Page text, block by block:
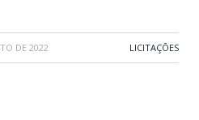
DE 2022 LICITAÇÕES